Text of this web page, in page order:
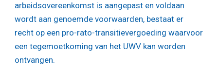
arbeidsovereenkomst is aangepast en voldaan
wordt aan genoemde voorwaarden, bestaat er
recht op een pro-rato-transitievergoeding waarvoor
een tegemoetkoming van het UWV kan worden
ontvangen.